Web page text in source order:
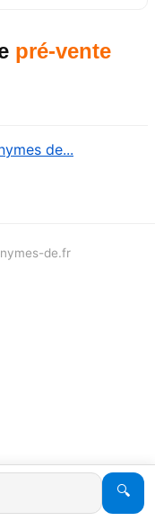
pré-vente
de...
🔍
de.fr